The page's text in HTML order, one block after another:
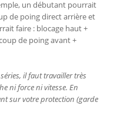
un débutant pourrait
de poing direct arrière et
faire : blocage haut +
de poing avant +
il faut travailler très
ni force ni vitesse. En
sur votre protection (garde